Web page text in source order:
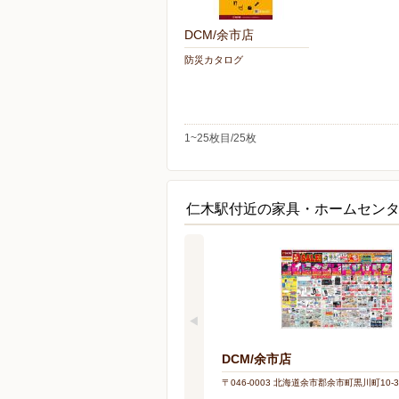
DCM/余市店
防災カタログ
1~25枚目/25枚
仁木駅付近の家具・ホームセン
DCM/余市店
〒046-0003 北海道余市郡余市町黒川町10-